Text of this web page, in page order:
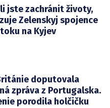
jste zachránit životy,
Zelenskyj spojence
na Kyjev
doputovala
zpráva z Portugalska.
porodila holčičku